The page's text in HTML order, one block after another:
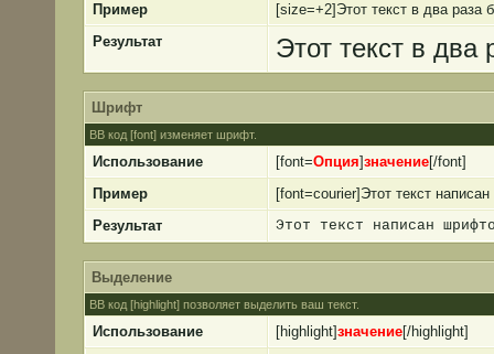
Пример
[size=+2]Этот текст в два раза
Результат
Этот текст в
Шрифт
BB код [font] изменяет шрифт.
Использование [font=Опция]значение[/font]
Пример
[font=courier]Этот текст
Результат
Этот текст написан
Выделение
BB код [highlight] позволяет выделить ваш текст.
Использование [highlight]значение[/highlight]